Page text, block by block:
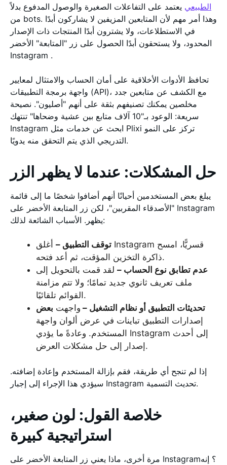
الطبيعي يعتمد على التفاعلات الصغيرة والوصول المدفوع بدلاً
من bots. وهذا أمر مهم لأن المتابعين المزيفين لا يشاركون أبدًا
في الاستطلاعات، ولا يشترون أبدًا المنتجات ذات الإصدار
المحدود، ولا يستحقون أبدًا الحصول على زر "المتابعة" الأخضر
Instagram .
تحافظ الأدوات الأخلاقية على أمان الحساب والامتثال لمعايير
واجهة برمجة التطبيقات (API)، مع الكشف عن متابعين جدد
مخلصين يمكنك تصنيفهم بثقة على أنهم "أصليون". نصيحة
سريعة: الوعود بـ"10 آلاف متابع بين عشية وضحاها" تنتهك
Instagram ابحث عن خدمات مثل Plixi تركز على النمو
التدريجي الذي يتم التحقق منه يدويًا.
حل المشكلات: عندما لا يظهر الزر
يبلغ بعض المستخدمين أحيانًا أنهم أضافوا شخصًا ما إلى قائمة
"الأصدقاء المقربين"، لكن زر المتابعة الأخضر على Instagram
يظهر. الأسباب الشائعة لذلك:
توقف التطبيق – أغلق Instagram قسريًّا، امسح
ذاكرة التخزين المؤقت، ثم أعد فتحه.
عدم تطابق نوع الحساب – لقد قمت بالتحويل إلى
ملف تعريف ثانوي جديد تمامًا؛ ولا تتم مزامنة
القوائم تلقائيًا.
تحديثات التطبيق أو نظام التشغيل – واجهت بعض
إصدارات التطبيق تباينات في عرض ألوان واجهة
المستخدم. وعادةً ما يؤدي Instagram إلى أحدث
إصدار إلى حل مشكلات العرض.
إذا لم تنجح أي طريقة، فقم بإزالة المستخدم وإعادة إضافته.
سيؤدي هذا الإجراء إلى إجبار Instagram تحديث التسمية.
خلاصة القول: لون صغير،
استراتيجية كبيرة
مرة أخرى، ماذا يعني زر المتابعة الأخضر على Instagram؟ إنه